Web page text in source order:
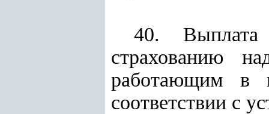
40. Выплата
страхованию
работающим в
соответствии с